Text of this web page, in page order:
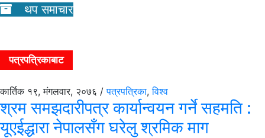
थप समाचार
पत्रपत्रिकाबाट
कार्तिक १९, मंगलवार, २०७६ /पत्रपत्रिका,विश्व
श्रम समझदारीपत्र कार्यान्वयन गर्ने सहमति :
यूएईद्धारा नेपालसँग घरेलु श्रमिक माग